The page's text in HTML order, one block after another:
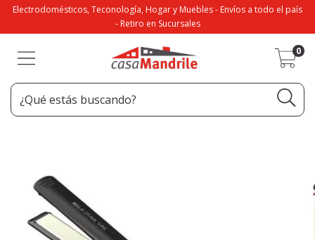
Electrodomésticos, Teconología, Hogar y Muebles - Envíos a todo el país
- Retiro en Sucursales
0